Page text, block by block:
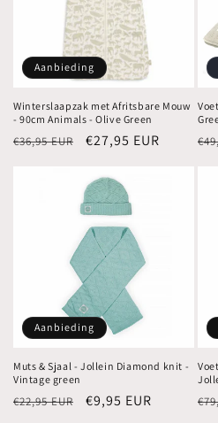
Aanbieding
Winterslaapzak met Afritsbare Mouw
- 90cm Animals - Olive Green
Normale
€36,95 EUR Aanbiedingsprijs
€27,95 EUR
Aanbieding
Muts & Sjaal - Jollein Diamond knit -
Vintage green
Normale
€22,95 EUR Aanbiedingsprijs
€9,95 EUR